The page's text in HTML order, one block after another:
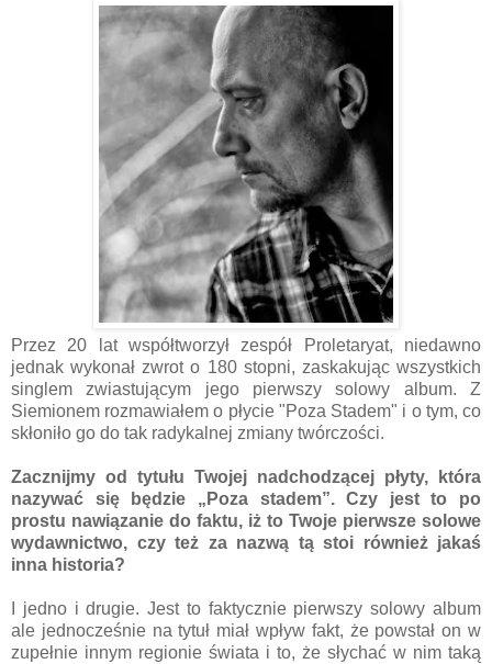
Przez 20 lat współtworzył zespół Proletaryat, niedawno
jednak wykonał zwrot o 180 stopni, zaskakując wszystkich
singlem zwiastującym jego pierwszy solowy album. Z
Siemionem rozmawiałem o płycie "Poza Stadem" i o tym, co
skłoniło go do tak radykalnej zmiany twórczości.
Zacznijmy od tytułu Twojej nadchodzącej płyty, która
nazywać się będzie „Poza stadem”. Czy jest to po
prostu nawiązanie do faktu, iż to Twoje pierwsze solowe
wydawnictwo, czy też za nazwą tą stoi również jakaś
inna historia?
I jedno i drugie. Jest to faktycznie pierwszy solowy album
ale jednocześnie na tytuł miał wpływ fakt, że powstał on w
zupełnie innym regionie świata i to, że słychać w nim taką